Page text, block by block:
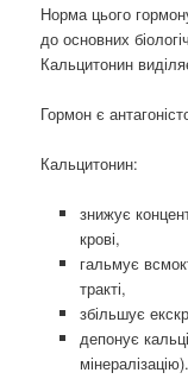
Норма цього
до основних
Кальцитонин
Гормон є
Кальцитонин:
знижує
крові,
гальмує
тракті,
збільшує
депонує
мінералізацію).